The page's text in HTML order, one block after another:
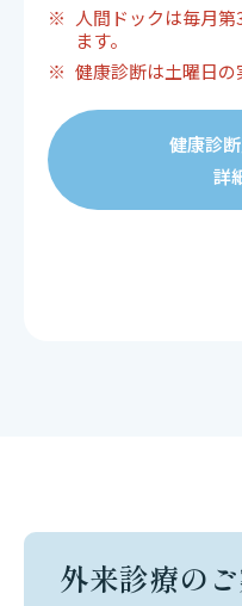
人間ドックは毎月
ます。
健康診断は土曜日の
健康診
詳
外来診療の